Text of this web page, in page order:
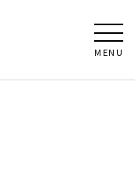
MENU